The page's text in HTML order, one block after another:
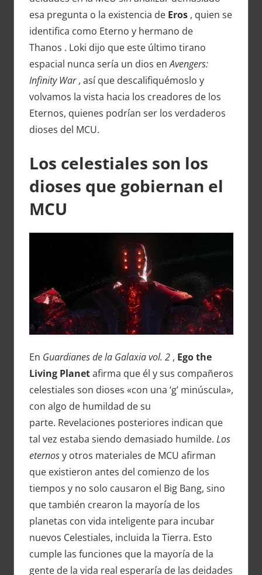
esa pregunta o la existencia de Eros, quien se
identifica como Eterno y hermano de
Thanos . Loki dijo que este último tirano
espacial nunca sería un dios enAvengers:
Infinity War, así que descalifiquémoslo y
volvamos la vista hacia los creadores de los
Eternos, quienes podrían ser los verdaderos
dioses del MCU.
Los celestiales son los
dioses que gobiernan el
MCU
En Guardianes de la Galaxia vol. 2, Ego the
Living Planetafirma que él y sus compañeros
celestiales son dioses «con una ‘g’ minúscula»,
con algo de humildad de su
parte. Revelaciones posteriores indican que
tal vez estaba siendo demasiado humilde. Los
eternosy otros materiales de MCU afirman
que existieron antes del comienzo de los
tiempos y no solo causaron el Big Bang, sino
que también crearon la mayoría de los
planetas con vida inteligente para incubar
nuevos Celestiales, incluida la Tierra. Esto
cumple las funciones que la mayoría de la
gente de la vida real esperaría de las deidades